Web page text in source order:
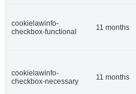
cookielawinfo-
checkbox-functional
11 months
cookielawinfo-
checkbox-necessary
11 months